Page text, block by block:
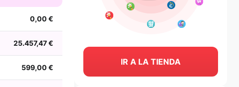
0,00 €
25.457,47 €
599,00 €
IR A LA TIENDA